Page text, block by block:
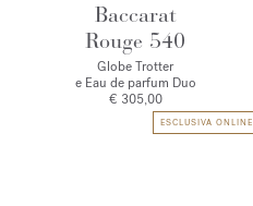
Baccarat
Rouge 540
Globe Trotter
e Eau de parfum Duo
€ 305,00
ESCLUSIVA ONLINE